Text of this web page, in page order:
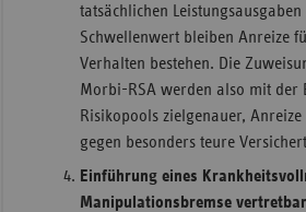
tatsächlichen
Schwellenwert bleiben Anreize
Verhalten bestehen. Die
Morbi-RSA werden also mit der
Risikopools zielgenauer,
gegen besonders teure
Einführung eines
Manipulationsbremse vertretbar